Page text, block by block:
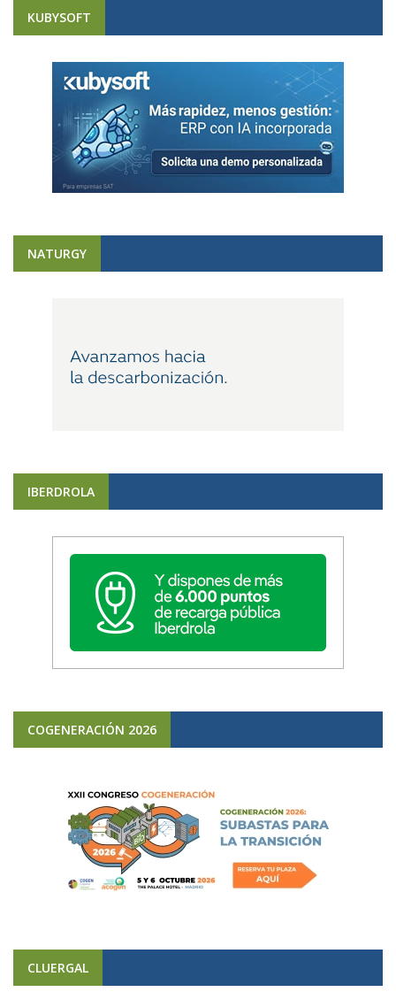
KUBYSOFT
NATURGY
IBERDROLA
COGENERACIÓN 2026
CLUERGAL